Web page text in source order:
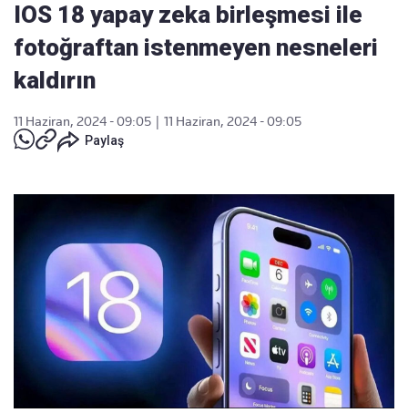
IOS 18 yapay zeka birleşmesi ile
fotoğraftan istenmeyen nesneleri
kaldırın
11 Haziran, 2024 - 09:05
11 Haziran, 2024 - 09:05
Paylaş